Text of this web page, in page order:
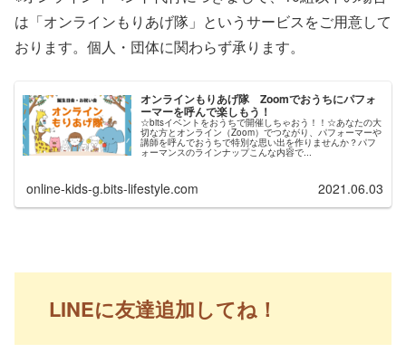
は「オンラインもりあげ隊」というサービスをご用意して
おります。個人・団体に関わらず承ります。
オンラインもりあげ隊 Zoomでおうちにパフォ
ーマーを呼んで楽しもう！
☆bitsイベントをおうちで開催しちゃおう！！☆あなたの大
切な方とオンライン（Zoom）でつながり、パフォーマーや
講師を呼んでおうちで特別な思い出を作りませんか？パフ
ォーマンスのラインナップこんな内容で...
online-kids-g.bits-lifestyle.com 2021.06.03
LINEに友達追加してね！